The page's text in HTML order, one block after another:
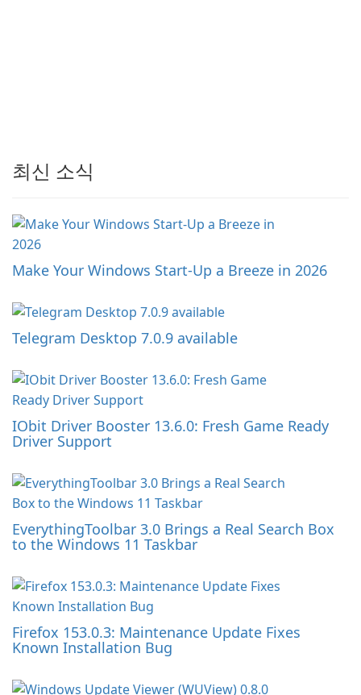
최신 소식
Make Your Windows Start-Up a Breeze in 2026
Telegram Desktop 7.0.9 available
IObit Driver Booster 13.6.0: Fresh Game Ready
Driver Support
EverythingToolbar 3.0 Brings a Real Search Box
to the Windows 11 Taskbar
Firefox 153.0.3: Maintenance Update Fixes
Known Installation Bug